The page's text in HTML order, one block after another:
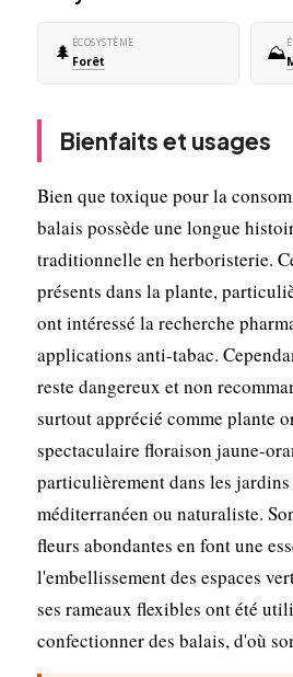
🌲 ÉCOSYSTÈME
Forêt ⛰️
Bienfaits et usages
Bien que toxique pour la
balais possède une longue
traditionnelle en herboristerie.
présents dans la plante,
ont intéressé la recherche
applications anti-tabac.
reste dangereux et non
surtout apprécié comme plante
spectaculaire floraison jaune-
particulièrement dans les jardins
méditerranéen ou naturaliste.
fleurs abondantes en font une
l'embellissement des espaces
ses rameaux flexibles ont été
confectionner des balais, d'où